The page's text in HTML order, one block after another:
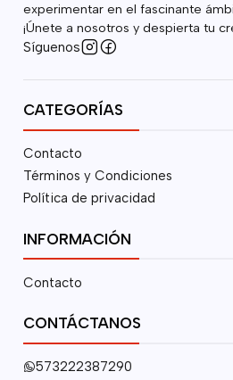
experimentar en el fascinante
¡Únete a nosotros y despierta tu
Síguenos
CATEGORÍAS
Contacto
Términos y Condiciones
Política de privacidad
INFORMACIÓN
Contacto
CONTÁCTANOS
573222387290